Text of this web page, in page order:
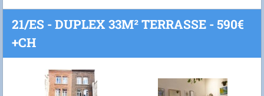
21/ES - DUPLEX 33M² TERRASSE - 590€
+CH